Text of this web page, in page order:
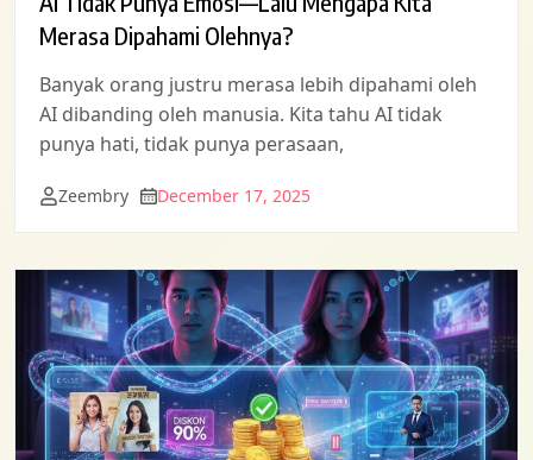
Merasa Dipahami Olehnya?
Banyak orang justru merasa lebih dipahami oleh
AI dibanding oleh manusia. Kita tahu AI tidak
punya hati, tidak punya perasaan,
Zeembry December 17, 2025